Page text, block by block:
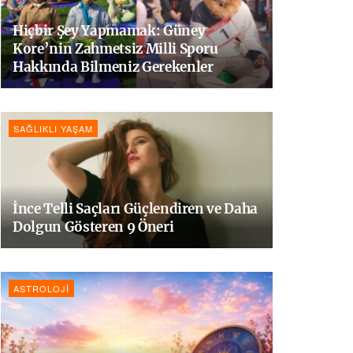
Hiçbir Şey Yapmamak: Güney
Kore’nin Zahmetsiz Milli Sporu
Hakkında Bilmeniz Gerekenler
SAĞLIKLI YAŞAM
İnce Telli Saçları Güçlendiren ve Daha
Dolgun Gösteren 9 Öneri
ASTROLOJI